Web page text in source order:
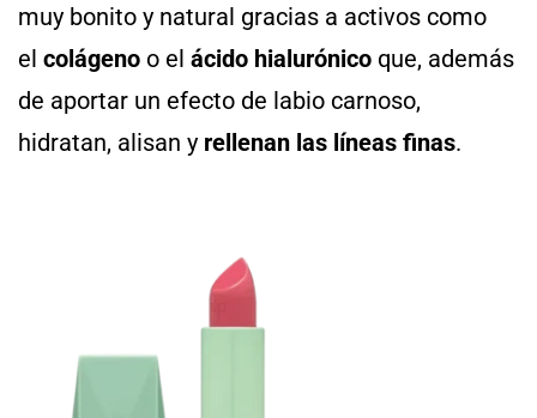
muy bonito y natural gracias a activos como
el colágeno o el ácido hialurónico que, además
de aportar un efecto de labio carnoso,
hidratan, alisan y rellenan las líneas finas.